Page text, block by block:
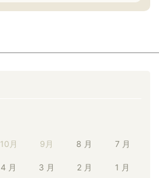
10月 9月 8 月 7 月
4 月 3 月 2 月 1 月